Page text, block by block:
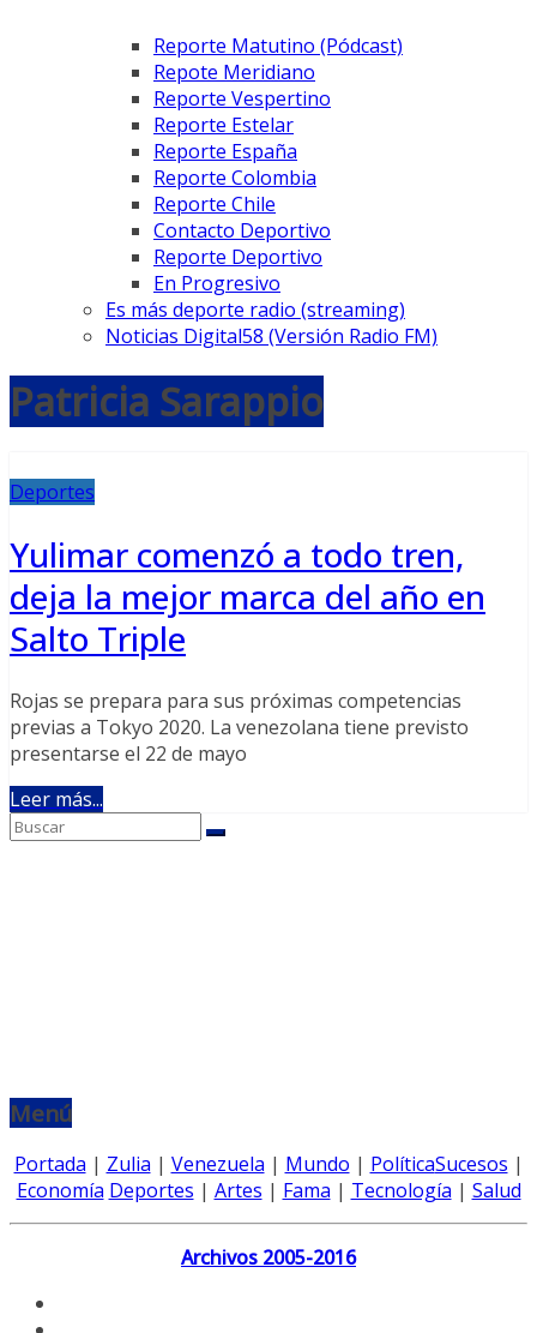
Reporte Matutino (Pódcast)
Repote Meridiano
Reporte Vespertino
Reporte Estelar
Reporte España
Reporte Colombia
Reporte Chile
Contacto Deportivo
Reporte Deportivo
En Progresivo
Es más deporte radio (streaming)
Noticias Digital58 (Versión Radio FM)
Patricia Sarappio
Deportes
Yulimar comenzó a todo tren,
deja la mejor marca del año en
Salto Triple
Rojas se prepara para sus próximas competencias
previas a Tokyo 2020. La venezolana tiene previsto
presentarse el 22 de mayo
Leer más...
Menú
Portada | Zulia | Venezuela | Mundo | PolíticaSucesos |
Economía Deportes | Artes | Fama | Tecnología | Salud
Archivos 2005-2016